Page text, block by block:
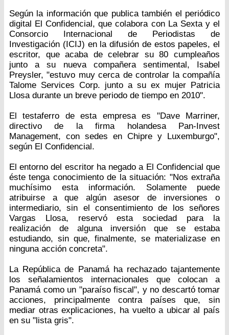
Según la información que publica también el periódico
digital El Confidencial, que colabora con La Sexta y el
Consorcio Internacional de Periodistas de
Investigación (ICIJ) en la difusión de estos papeles, el
escritor, que acaba de celebrar su 80 cumpleaños
junto a su nueva compañera sentimental, Isabel
Preysler, "estuvo muy cerca de controlar la compañía
Talome Services Corp. junto a su ex mujer Patricia
Llosa durante un breve periodo de tiempo en 2010".
El testaferro de esta empresa es "Dave Marriner,
directivo de la firma holandesa Pan-Invest
Management, con sedes en Chipre y Luxemburgo",
según El Confidencial.
El entorno del escritor ha negado a El Confidencial que
éste tenga conocimiento de la situación: "Nos extraña
muchísimo esta información. Solamente puede
atribuirse a que algún asesor de inversiones o
intermediario, sin el consentimiento de los señores
Vargas Llosa, reservó esta sociedad para la
realización de alguna inversión que se estaba
estudiando, sin que, finalmente, se materializase en
ninguna acción concreta".
La República de Panamá ha rechazado tajantemente
los señalamientos internacionales que colocan a
Panamá como un "paraíso fiscal", y no descartó tomar
acciones, principalmente contra países que, sin
mediar otras explicaciones, ha vuelto a ubicar al país
en su "lista gris".